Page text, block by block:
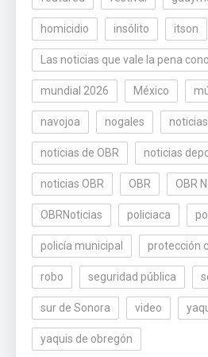
homicidio insólito itson
Las noticias que vale la pena
mundial 2026 México
navojoa nogales
noticias de OBR noticias
noticias OBR OBR OBR
OBRNoticias policiaca
policía municipal protección
robo seguridad pública
sur de Sonora video
yaquis de obregón